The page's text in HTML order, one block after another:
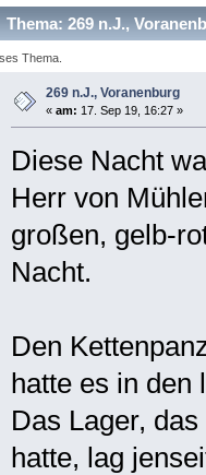
Thema: 269 n.J.,
Thema.
269 n.J., Voranenburg
« am: 17. Sep 19, 16:27 »
Diese Nacht
Herr von
großen, gelb-
Nacht.
Den
hatte es in den
Das Lager,
hatte, lag